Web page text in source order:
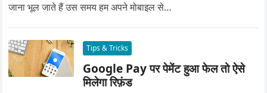
जाना भूल जाते हैं उस समय हम अपने मोबाइल से…
Tips & Tricks
Google Pay पर पेमेंट हुआ फेल तो ऐसे
मिलेगा रिफ़ंड